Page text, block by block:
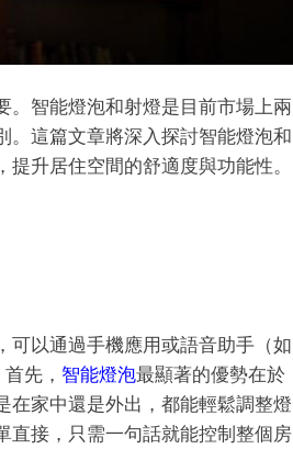
。智能燈泡和射燈是目前市場上兩
這篇文章將深入探討智能燈泡和
升居住空間的舒適度與功能性。
可以通過手機應用或語音助手（如
先， 智能燈泡最顯著的優勢在於
在家中還是外出，都能輕鬆調整燈
直接，只需一句話就能控制整個房